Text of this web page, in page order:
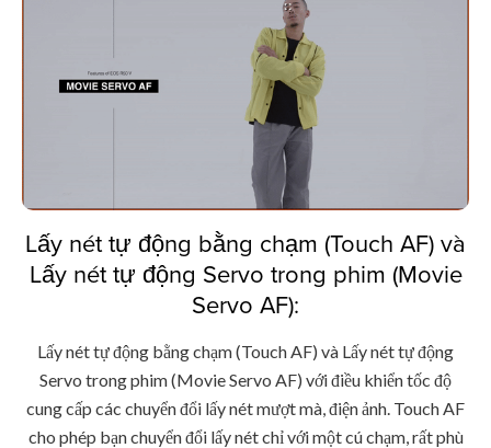
Lấy nét tự động bằng chạm (Touch AF) và
Lấy nét tự động Servo trong phim (Movie
Servo AF):
Lấy nét tự động bằng chạm (Touch AF) và Lấy nét tự động
Servo trong phim (Movie Servo AF) với điều khiển tốc độ
cung cấp các chuyển đổi lấy nét mượt mà, điện ảnh. Touch AF
cho phép bạn chuyển đổi lấy nét chỉ với một cú chạm, rất phù